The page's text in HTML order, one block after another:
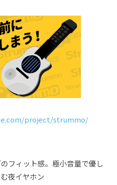
project/strummo/
フィット感。極小音量で優し
夜イヤホン